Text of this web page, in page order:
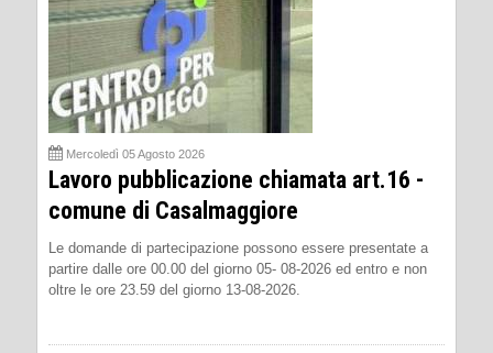
Mercoledì 05 Agosto 2026
Lavoro pubblicazione chiamata art.16 -
comune di Casalmaggiore
Le domande di partecipazione possono essere presentate a
partire dalle ore 00.00 del giorno 05- 08-2026 ed entro e non
oltre le ore 23.59 del giorno 13-08-2026.